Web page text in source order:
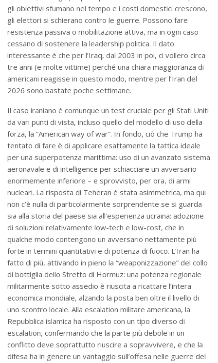
gli obiettivi sfumano nel tempo e i costi domestici crescono,
gli elettori si schierano contro le guerre. Possono fare
resistenza passiva o mobilitazione attiva, ma in ogni caso
cessano di sostenere la leadership politica. Il dato
interessante è che per l’Iraq, dal 2003 in poi, ci vollero circa
tre anni (e molte vittime) perché una chiara maggioranza di
americani reagisse in questo modo, mentre per l’Iran del
2026 sono bastate poche settimane.
Il caso iraniano è comunque un test cruciale per gli Stati Uniti
da vari punti di vista, incluso quello del modello di uso della
forza, la “American way of war”. In fondo, ciò che Trump ha
tentato di fare è di applicare esattamente la tattica ideale
per una superpotenza marittima: uso di un avanzato sistema
aeronavale e di intelligence per schiacciare un avversario
enormemente inferiore – e sprovvisto, per ora, di armi
nucleari. La risposta di Teheran è stata asimmetrica, ma qui
non c’è nulla di particolarmente sorprendente se si guarda
sia alla storia del paese sia all’esperienza ucraina: adozione
di soluzioni relativamente low-tech e low-cost, che in
qualche modo contengono un avversario nettamente più
forte in termini quantitativi e di potenza di fuoco. L’Iran ha
fatto di più, attivando in pieno la “weaponizzazione” del collo
di bottiglia dello Stretto di Hormuz: una potenza regionale
militarmente sotto assedio è riuscita a ricattare l’intera
economica mondiale, alzando la posta ben oltre il livello di
uno scontro locale. Alla escalation militare americana, la
Repubblica islamica ha risposto con un tipo diverso di
escalation, confermando che la parte più debole in un
conflitto deve soprattutto riuscire a sopravvivere, e che la
difesa ha in genere un vantaggio sull’offesa nelle guerre del